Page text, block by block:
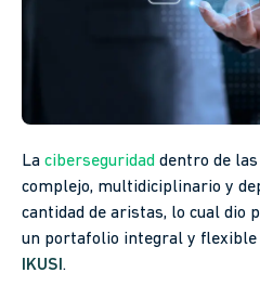
La ciberseguridad dentro de
complejo, multidiciplinario y
cantidad de aristas, lo cual dio
un portafolio integral y flexible
IKUSI .